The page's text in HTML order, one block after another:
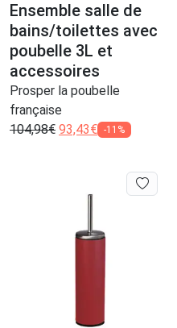
Ensemble salle de
bains/toilettes avec
poubelle 3L et
accessoires
Prosper la poubelle
française
104,98€ 93,43€ -11%